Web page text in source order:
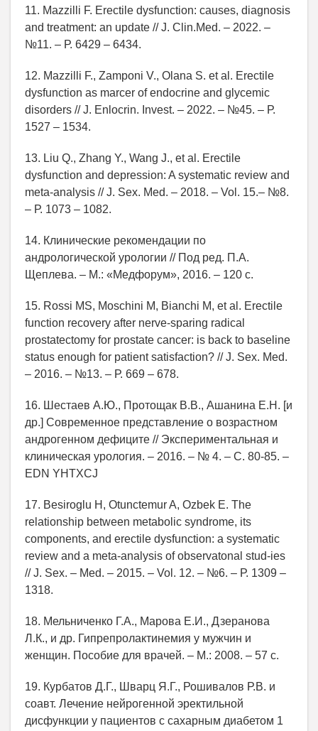
11. Mazzilli F. Еrectile dysfunction: causes, diagnosis
and treatment: an update // J. Clin.Med. – 2022. –
№11. – Р. 6429 – 6434.
12. Mazzilli F., Zamponi V., Olana S. et al. Еrectile
dysfunction as marcer of endocrine and glycemic
disorders // J. Enlocrin. Invest. – 2022. – №45. – Р.
1527 – 1534.
13. Liu Q., Zhang Y., Wang J., et al. Erectile
dysfunction and depression: A systematic review and
meta-analysis // J. Sex. Med. – 2018. – Vol. 15.– №8.
– Р. 1073 – 1082.
14. Клинические рекомендации по
андрологической урологии // Под ред. П.А.
Щеплева. – М.: «Медфорум», 2016. – 120 с.
15. Rossi MS, Moschini M, Bianchi M, et al. Erectile
function recovery after nerve-sparing radical
prostatectomy for prostate cancer: is back to baseline
status enough for patient satisfaction? // J. Sex. Med.
– 2016. – №13. – Р. 669 – 678.
16. Шестаев А.Ю., Протощак В.В., Ашанина Е.Н. [и
др.] Современное представление о возрастном
андрогенном дефиците // Экспериментальная и
клиническая урология. – 2016. – № 4. – С. 80-85. –
EDN YHTXCJ
17. Besiroglu H, Otunctemur A, Ozbek E. The
relationship between metabolic syndrome, its
components, and erectile dysfunction: a systematic
review and a meta-analysis of observatonal stud-ies
// J. Sex. – Med. – 2015. – Vol. 12. – №6. – Р. 1309 –
1318.
18. Мельниченко Г.А., Марова Е.И., Дзеранова
Л.К., и др. Гипрепролактинемия у мужчин и
женщин. Пособие для врачей. – М.: 2008. – 57 с.
19. Курбатов Д.Г., Шварц Я.Г., Рошивалов Р.В. и
соавт. Лечение нейрогенной эректильной
дисфункции у пациентов с сахарным диабетом 1